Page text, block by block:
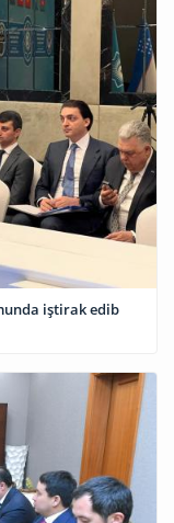
iştirak edib